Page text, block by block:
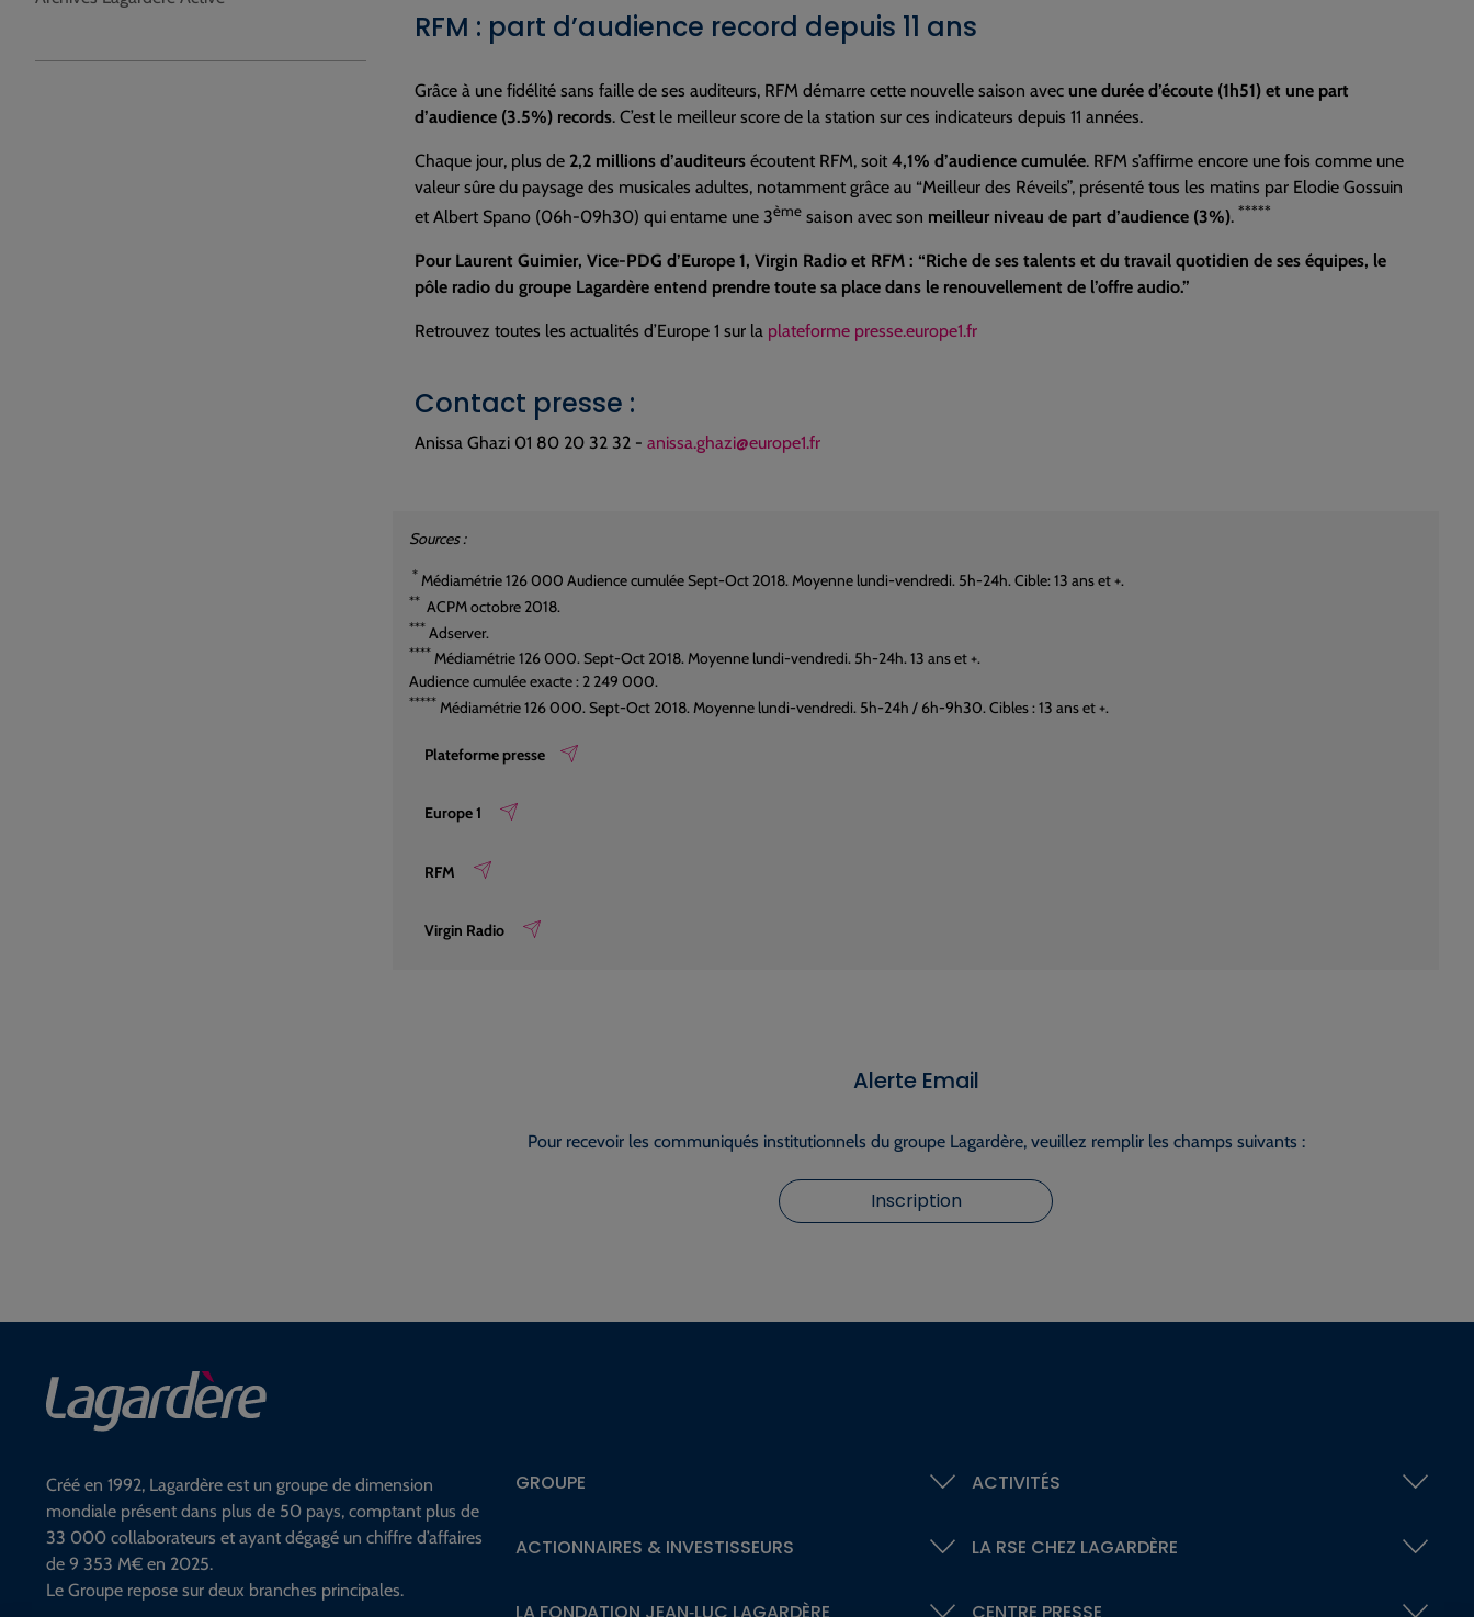
RFM : part d’audience record depuis 11 ans
Grâce à une fidélité sans faille de ses auditeurs, RFM démarre cette nouvelle saison avec une durée d’écoute (1h51) et une part
d’audience (3.5%) records. C’est le meilleur score de la station sur ces indicateurs depuis 11 années.
Chaque jour, plus de 2,2 millions d’auditeurs écoutent RFM, soit 4,1% d’audience cumulée. RFM s’affirme encore une fois comme une
valeur sûre du paysage des musicales adultes, notamment grâce au “Meilleur des Réveils”, présenté tous les matins par Elodie Gossuin
et Albert Spano (06h-09h30) qui entame une 3ème saison avec son meilleur niveau de part d’audience (3%). *****
Pour Laurent Guimier, Vice-PDG d’Europe 1, Virgin Radio et RFM : “Riche de ses talents et du travail quotidien de ses équipes, le
pôle radio du groupe Lagardère entend prendre toute sa place dans le renouvellement de l’offre audio.”
Retrouvez toutes les actualités d’Europe 1 sur la plateforme presse.europe1.fr
Contact presse :
Anissa Ghazi 01 80 20 32 32 - anissa.ghazi@europe1.fr
Sources :
* Médiamétrie 126 000 Audience cumulée Sept-Oct 2018. Moyenne lundi-vendredi. 5h-24h. Cible: 13 ans et +.
** ACPM octobre 2018.
*** Adserver.
**** Médiamétrie 126 000. Sept-Oct 2018. Moyenne lundi-vendredi. 5h-24h. 13 ans et +.
Audience cumulée exacte : 2 249 000.
***** Médiamétrie 126 000. Sept-Oct 2018. Moyenne lundi-vendredi. 5h-24h / 6h-9h30. Cibles : 13 ans et +.
Plateforme presse
Europe 1
RFM
Virgin Radio
Alerte Email
Pour recevoir les communiqués institutionnels du groupe Lagardère, veuillez remplir les champs suivants :
Inscription
Créé en 1992, Lagardère est un groupe de dimension
mondiale présent dans plus de 50 pays, comptant plus de
33 000 collaborateurs et ayant dégagé un chiffre d’affaires
de 9 353 M€ en 2025.
Le Groupe repose sur deux branches principales.
GROUPE ACTIVITÉS
ACTIONNAIRES &INVESTISSEURS LA RSE CHEZ LAGARDÈRE